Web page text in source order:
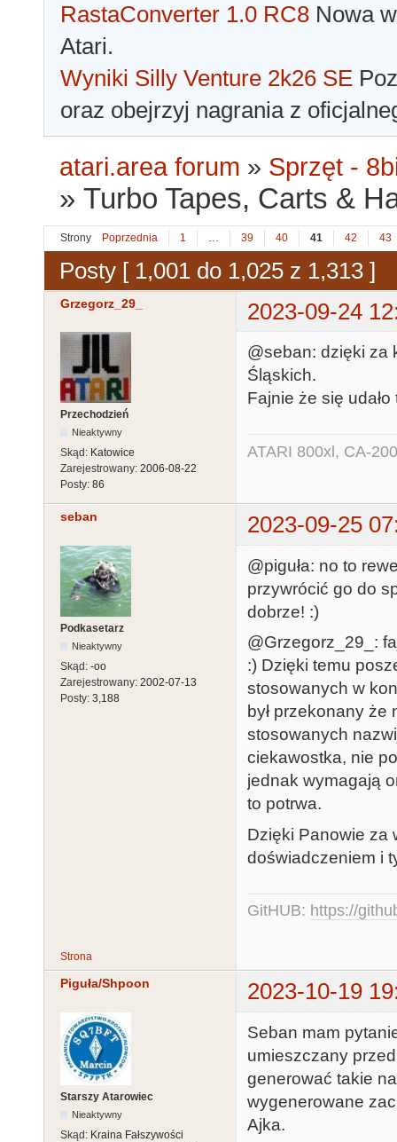
RastaConverter 1.0 RC8 Nowa
Atari.
Wyniki Silly Venture 2k26 SE
oraz obejrzyj nagrania z
atari.area forum » Sprzęt -
»Turbo Tapes, Carts &
Strony Poprzednia 1 … 39 40 41 42 43
Posty [ 1,001 do 1,025 z 1,313 ]
Grzegorz_29_ 2023-09-24
Przechodzień
Nieaktywny
Skąd: Katowice
Zarejestrowany: 2006-08-22
Posty: 86
@seban: dzięki za
Śląskich.
Fajnie że się
ATARI 800xl, CA-
seban 2023-09-25
Podkasetarz
Nieaktywny
Skąd: -oo
Zarejestrowany: 2002-07-13
Posty: 3,188
@piguła: no to
przywrócić go do
dobrze! :)
@Grzegorz_29_:
:) Dzięki temu
stosowanych w
był przekonany że
stosowanych
ciekawostka, nie
jednak wymagają
to potrwa.
Dzięki Panowie za
doświadczeniem i
GitHUB: https://
Strona
Piguła/Shpoon 2023-10-19
Starszy Atarowiec
Nieaktywny
Skąd: Kraina Fałszywości
Seban mam
umieszczany
generować takie
wygenerowane
Ajka.